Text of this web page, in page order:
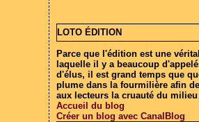
LOTO ÉDITION
Parce que l'édition est une
laquelle il y a beaucoup
d'élus, il est grand temps que
plume dans la fourmilière afin
aux lecteurs la cruauté du
Accueil du blog
Créer un blog avec CanalBlog